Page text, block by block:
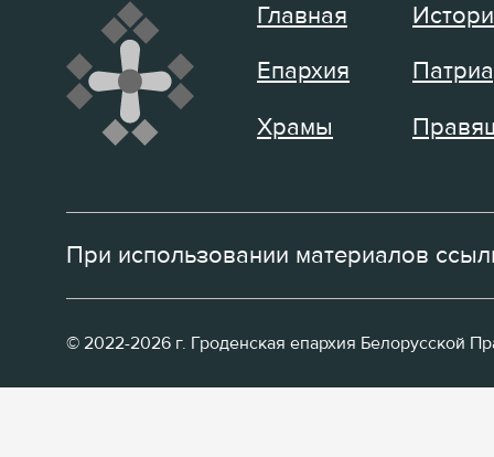
Главная
Епархия
Храмы
При использовании материалов
© 2022-2026 г. Гроденская епархия Белорусской